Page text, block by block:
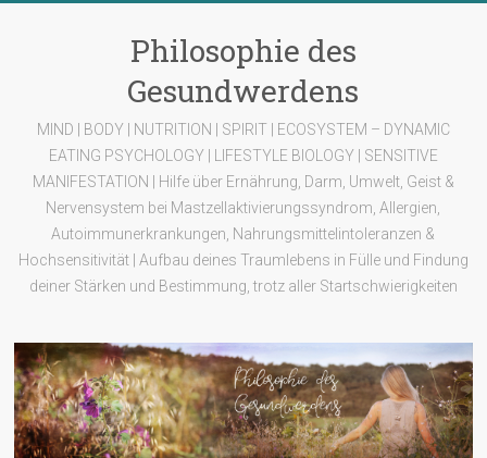
Philosophie des
Gesundwerdens
MIND | BODY | NUTRITION | SPIRIT | ECOSYSTEM – DYNAMIC
EATING PSYCHOLOGY | LIFESTYLE BIOLOGY | SENSITIVE
MANIFESTATION | Hilfe über Ernährung, Darm, Umwelt, Geist &
Nervensystem bei Mastzellaktivierungssyndrom, Allergien,
Autoimmunerkrankungen, Nahrungsmittelintoleranzen &
Hochsensitivität | Aufbau deines Traumlebens in Fülle und Findung
deiner Stärken und Bestimmung, trotz aller Startschwierigkeiten